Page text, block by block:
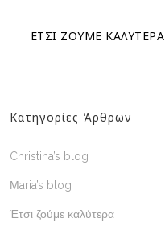
ΕΤΣΙ ΖΟΥΜΕ ΚΑΛΥΤΕΡΑ
Κατηγορίες Άρθρων
Christina’s blog
Μaria’s blog
Έτσι ζούμε καλύτερα